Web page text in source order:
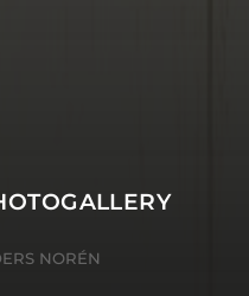
NORÉN